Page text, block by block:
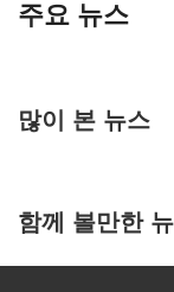
주요 뉴스
많이 본 뉴스
함께 볼만한